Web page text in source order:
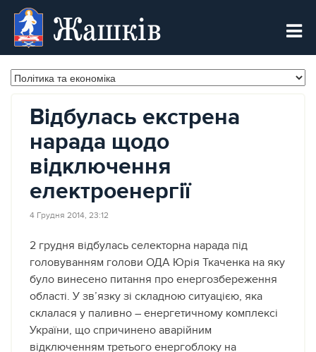
Жашків
Відбулась екстрена
нарада щодо
відключення
електроенергії
4 Грудня 2014, 23:12
2 грудня відбулась селекторна нарада під
головуванням голови ОДА Юрія Ткаченка на яку
було винесено питання про енергозбереження
області. У зв’язку зі складною ситуацією, яка
склалася у паливно – енергетичному комплексі
України, що спричинено аварійним
відключенням третього енергоблоку на